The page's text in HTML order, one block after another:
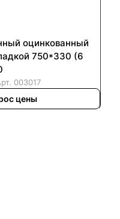
оцинкованный
750*330 (6
003017
цены